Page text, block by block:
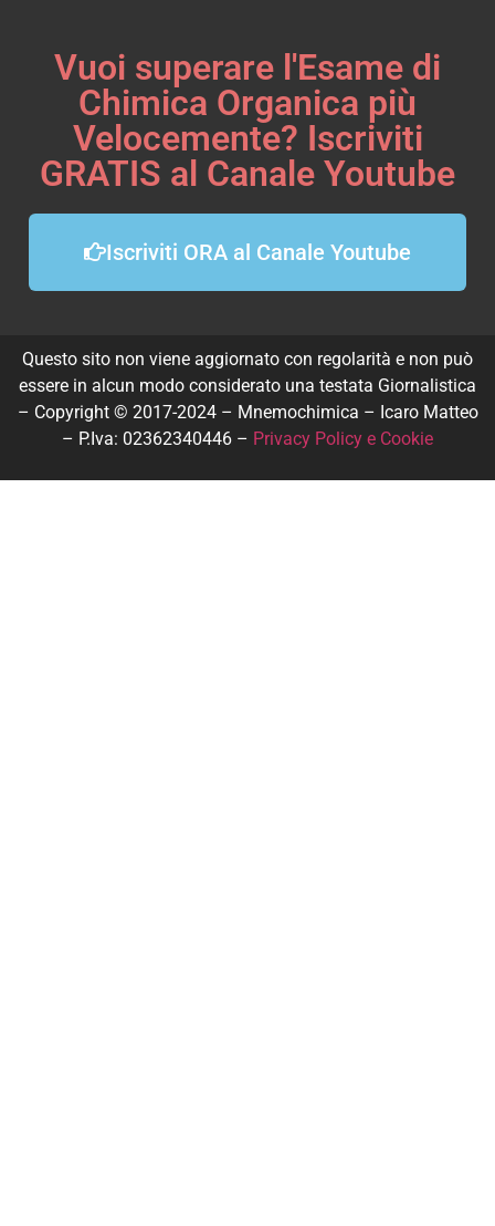
Vuoi superare l'Esame di
Chimica Organica più
Velocemente? Iscriviti
GRATIS al Canale Youtube
Iscriviti ORA al Canale Youtube
Questo sito non viene aggiornato con regolarità e non può
essere in alcun modo considerato una testata Giornalistica
– Copyright © 2017-2024 – Mnemochimica – Icaro Matteo
– P.Iva: 02362340446 – Privacy Policy e Cookie